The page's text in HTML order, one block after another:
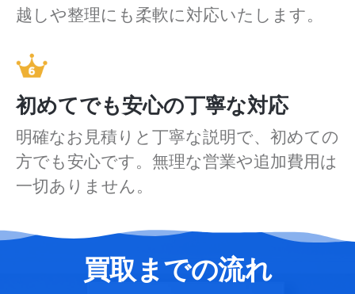
越しや整理にも柔軟に対応いたします。
初めてでも安心の丁寧な対応
明確なお見積りと丁寧な説明で、初めての
方でも安心です。無理な営業や追加費用は
一切ありません。
買取までの流れ